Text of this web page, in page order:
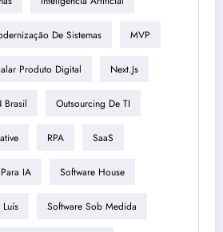
De Sistemas MVP
Produto Digital Next.js
Brasil Outsourcing De TI
RPA SaaS
IA Software House
Software Sob Medida